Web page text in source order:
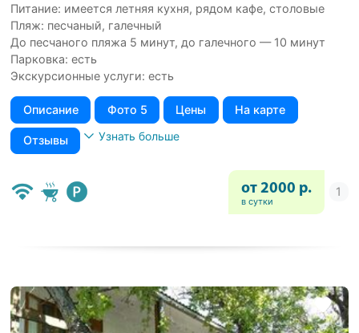
Питание: имеется летняя кухня, рядом кафе, столовые
Пляж: песчаный, галечный
До песчаного пляжа 5 минут, до галечного — 10 минут
Парковка: есть
Экскурсионные услуги: есть
Описание Фото 5 Цены На карте
Отзывы Узнать больше
от 2000 р.
в сутки